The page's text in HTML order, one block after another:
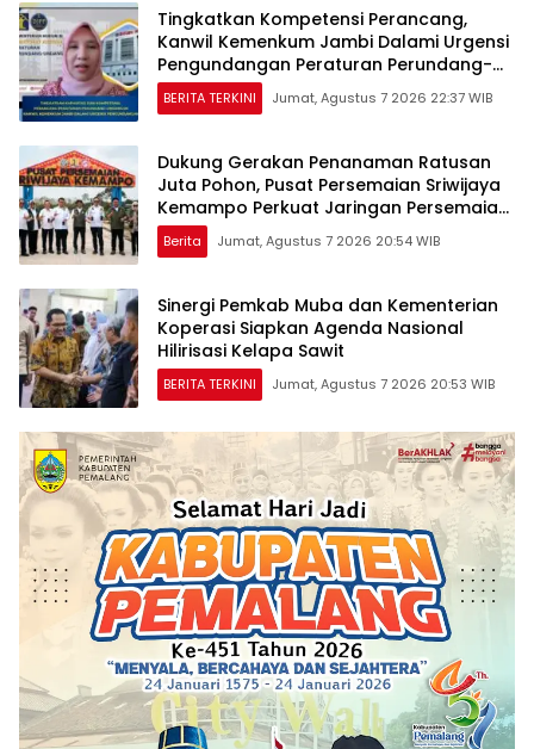
Tingkatkan Kompetensi Perancang,
Kanwil Kemenkum Jambi Dalami Urgensi
Pengundangan Peraturan Perundang-
undangan
BERITA TERKINI Jumat, Agustus 7 2026 22:37 WIB
Dukung Gerakan Penanaman Ratusan
Juta Pohon, Pusat Persemaian Sriwijaya
Kemampo Perkuat Jaringan Persemaian
Nasional*
Berita Jumat, Agustus 7 2026 20:54 WIB
Sinergi Pemkab Muba dan Kementerian
Koperasi Siapkan Agenda Nasional
Hilirisasi Kelapa Sawit
BERITA TERKINI Jumat, Agustus 7 2026 20:53 WIB